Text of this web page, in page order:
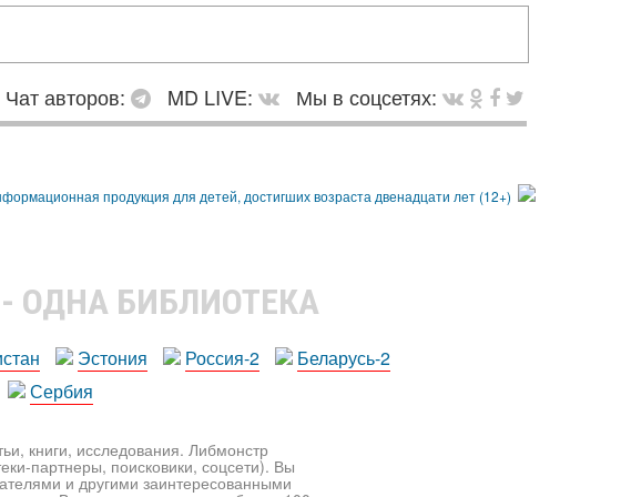
Чат авторов: MD LIVE:
Мы в соцсетях:
ОДНА БИБЛИОТЕКА
Эстония Россия-2
Беларусь-2
Сербия
книги, исследования. Либмонстр
партнеры, поисковики, соцсети). Вы
и другими заинтересованными